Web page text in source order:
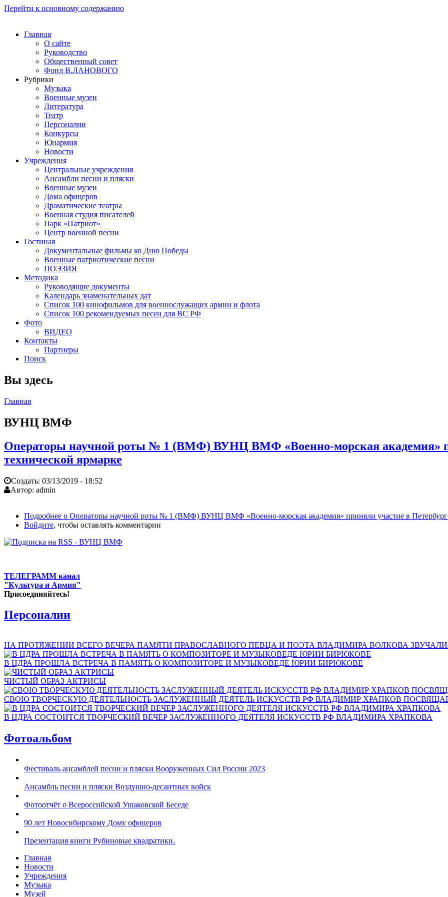
Перейти к основному содержанию
Главная
О сайте
Руководство
Общественный совет
Фонд В.ЛАНОВОГО
Рубрики
Музыка
Военные музеи
Литература
Театр
Персоналии
Конкурсы
Юнармия
Новости
Учреждения
Центральные учреждения
Ансамбли песни и пляски
Военные музеи
Дома офицеров
Драматические театры
Военная студия писателей
Парк «Патриот»
Центр военной песни
Гостиная
Документальные фильмы ко Дню Победы
Военные патриотические песни
ПОЭЗИЯ
Методика
Руководящие документы
Календарь знаменательных дат
Список 100 кинофильмов для военнослужащих армии и флота
Список 100 рекомендуемых песен для ВС РФ
Фото
ВИДЕО
Контакты
Партнеры
Поиск
Вы здесь
Главная
ВУНЦ ВМФ
Операторы научной роты № 1 (ВМФ) ВУНЦ ВМФ «Военно-морская академия»
технической ярмарке
Создать: 03/13/2019 - 18:52
Автор: admin
Подробнее о Операторы научной роты № 1 (ВМФ) ВУНЦ ВМФ «Военно-морская академия» приняли участие в
Войдите, чтобы оставлять комментарии
ТЕЛЕГРАММ канал
"Культура и Армия"
Присоединяйтесь!
Персоналии
НА ПРОТЯЖЕНИИ ВСЕГО ВЕЧЕРА ПАМЯТИ ПРАВОСЛАВНОГО ПЕВЦА И ПОЭТА ВЛАДИМИРА ВОЛКОВА
В ЦДРА ПРОШЛА ВСТРЕЧА В ПАМЯТЬ О КОМПОЗИТОРЕ И МУЗЫКОВЕДЕ ЮРИИ БИРЮКОВЕ
ЧИСТЫЙ ОБРАЗ АКТРИСЫ
СВОЮ ТВОРЧЕСКУЮ ДЕЯТЕЛЬНОСТЬ ЗАСЛУЖЕННЫЙ ДЕЯТЕЛЬ ИСКУССТВ РФ ВЛАДИМИР ХРАПКОВ
В ЦДРА СОСТОИТСЯ ТВОРЧЕСКИЙ ВЕЧЕР ЗАСЛУЖЕННОГО ДЕЯТЕЛЯ ИСКУССТВ РФ ВЛАДИМИРА ХРАПКОВА
Фотоальбом
Фестиваль ансамблей песни и пляски Вооруженных Сил России 2023
Ансамбль песни и пляски Воздушно-десантных войск
Фотоотчёт о Всероссийской Ушаковской Беседе
90 лет Новосибирскому Дому офицеров
Презентация книги Рубиновые квадратики.
Главная
Новости
Учреждения
Музыка
Музей